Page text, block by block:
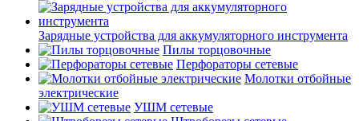
Зарядные устройства для аккумуляторного инструмента
Пилы торцовочные
Перфораторы сетевые
Молотки отбойные
электрические
УШМ сетевые